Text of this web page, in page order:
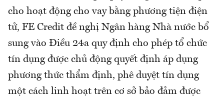
cho hoạt động cho vay bằng phương tiện điện
tử, FE Credit đề nghị Ngân hàng Nhà nước bổ
sung vào Điều 24a quy định cho phép tổ chức
tín dụng được chủ động quyết định áp dụng
phương thức thẩm định, phê duyệt tín dụng
một cách linh hoạt trên cơ sở bảo đảm được